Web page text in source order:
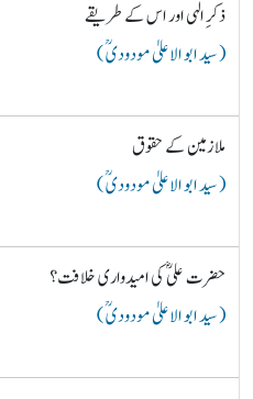
ذکرِ الٰہی اور اس کے طریقے
( سید ابو الاعلیٰ مودودیؒ )
ملازمین کے حقوق
( سید ابو الاعلیٰ مودودیؒ )
حضرت علیؓ کی امیدواری خلافت؟
( سید ابو الاعلیٰ مودودیؒ )